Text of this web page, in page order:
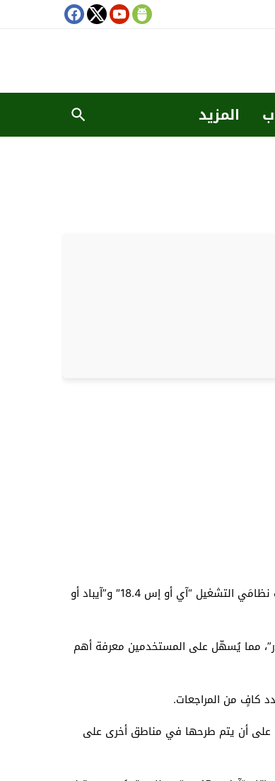
المزيد
كشفت مصادر من شركة أبل عن ميزات ذكاء اصطناعي جديدة ستتوفر لمستخدمي هواتف آيفون وحواسيب آيباد، وذلك من خلال تحديثات نظامَي التشغيل “آي أو إس 18.4″ و”آيباد أو
مما يُسهّل على المستخدمين معرفة أهم
كافٍ من المراجعات.
الميزة في الولايات المتحدة أولاً خلال شهر أبريل المقبل، مع بدء توسيع نظام تجربة “آي أو إس 18.4” و”آيباد أو إس 18.4″، على أن يتم طرحها في مناطق أخرى على